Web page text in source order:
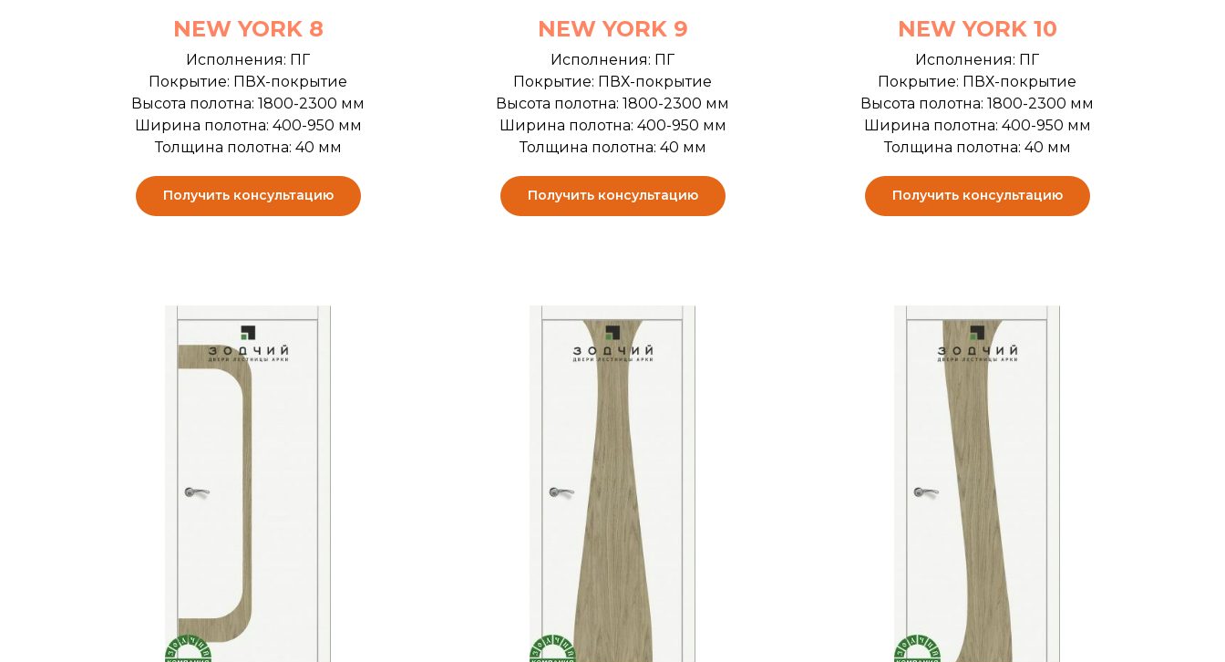
NEW YORK 8
Исполнения: ПГ
Покрытие: ПВХ-покрытие
Высота полотна: 1800-2300 мм
Ширина полотна: 400-950 мм
Толщина полотна: 40 мм
Получить консультацию
NEW YORK 9
Исполнения: ПГ
Покрытие: ПВХ-покрытие
Высота полотна: 1800-2300 мм
Ширина полотна: 400-950 мм
Толщина полотна: 40 мм
Получить консультацию
NEW YORK 10
Исполнения: ПГ
Покрытие: ПВХ-покрытие
Высота полотна: 1800-2300 мм
Ширина полотна: 400-950 мм
Толщина полотна: 40 мм
Получить консультацию